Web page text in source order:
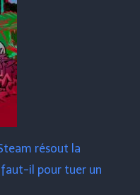
résout la
il pour tuer un